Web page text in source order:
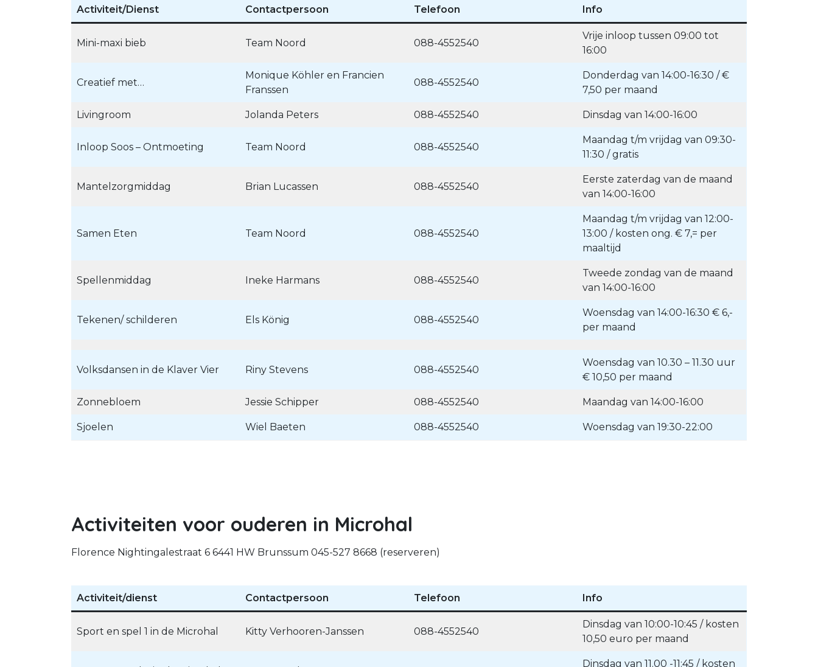
Activiteit/Dienst Contactpersoon Telefoon Info
Mini-maxi bieb Team Noord 088-4552540
Vrije inloop tussen 09:00 tot
16:00
Creatief met…
Monique Köhler en Francien
Franssen
088-4552540
Donderdag van 14:00-16:30 / €
7,50 per maand
Livingroom Jolanda Peters 088-4552540 Dinsdag van 14:00-16:00
Inloop Soos – Ontmoeting Team Noord 088-4552540
Maandag t/m vrijdag van 09:30-
11:30 / gratis
Mantelzorgmiddag Brian Lucassen 088-4552540
Eerste zaterdag van de maand
van 14:00-16:00
Samen Eten Team Noord 088-4552540
Maandag t/m vrijdag van 12:00-
13:00 / kosten ong. € 7,= per
maaltijd
Spellenmiddag Ineke Harmans 088-4552540
Tweede zondag van de maand
van 14:00-16:00
Tekenen/ schilderen Els König 088-4552540
Woensdag van 14:00-16:30 € 6,-
per maand
Volksdansen in de Klaver Vier Riny Stevens 088-4552540
Woensdag van 10.30 – 11.30 uur
€ 10,50 per maand
Zonnebloem Jessie Schipper 088-4552540 Maandag van 14:00-16:00
Sjoelen Wiel Baeten 088-4552540 Woensdag van 19:30-22:00
Activiteiten voor ouderen in Microhal
Florence Nightingalestraat 6 6441 HW Brunssum 045-527 8668 (reserveren)
Activiteit/dienst Contactpersoon Telefoon Info
Sport en spel 1 in de Microhal Kitty Verhooren-Janssen 088-4552540
Dinsdag van 10:00-10:45 / kosten
10,50 euro per maand
Dinsdag van 11.00 -11:45 / kosten